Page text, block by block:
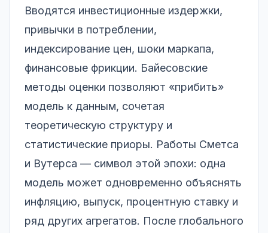
Вводятся инвестиционные издержки,
привычки в потреблении,
индексирование цен, шоки маркапа,
финансовые фрикции. Байесовские
методы оценки позволяют «прибить»
модель к данным, сочетая
теоретическую структуру и
статистические приоры. Работы Сметса
и Вутерса — символ этой эпохи: одна
модель может одновременно объяснять
инфляцию, выпуск, процентную ставку и
ряд других агрегатов. После глобального